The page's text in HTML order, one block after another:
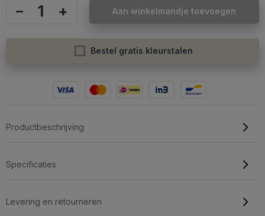
– + Aan winkelmandje toevoegen
Bestel gratis kleurstalen
Productbeschrijving
Specificaties
Levering en retourneren